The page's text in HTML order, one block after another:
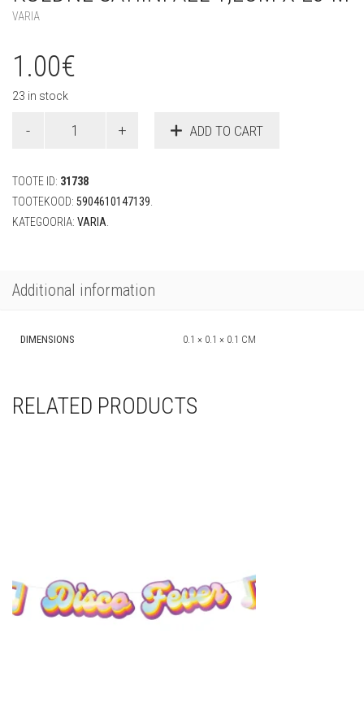
VARIA
1.00€
23 in stock
satiinpael
23
m
quantity
ADD TO CART
TOOTE ID: 31738
TOOTEKOOD: 5904610147139
KATEGOORIA: VARIA
Additional information
DIMENSIONS 0.1 × 0.1 × 0.1 CM
RELATED PRODUCTS